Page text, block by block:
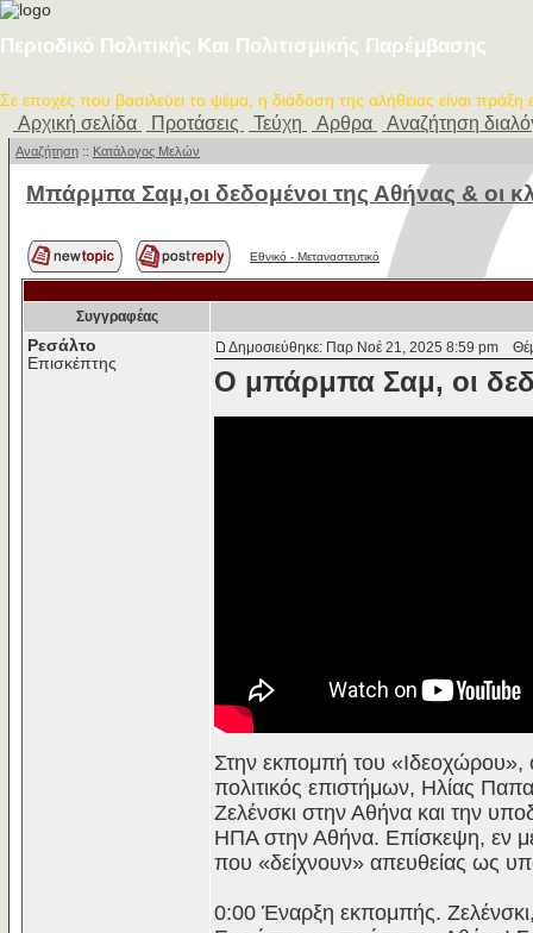
Περιοδικό Πολιτικής Και Πολιτισμικής Παρέμβασης
Σε εποχές που βασιλεύει το ψέμα, η διάδοση της αλήθειας είναι πράξη
Αρχική σελίδα Προτάσεις Τεύχη Αρθρα Αναζήτηση
Αναζήτηση :: Κατάλογος Μελών
Μπάρμπα Σαμ,οι δεδομένοι της Αθήνας & οι
Εθνικό - Μεταναστευτικό
Συγγραφέας
Ρεσάλτο
Επισκέπτης
Δημοσιεύθηκε: Παρ Νοέ 21, 2025 8:59 pm
Ο μπάρμπα Σαμ, οι
Στην εκπομπή του «Ιδεοχώρου»,
πολιτικός επιστήμων, Ηλίας
Ζελένσκι στην Αθήνα και την
ΗΠΑ στην Αθήνα. Επίσκεψη, εν
που «δείχνουν» απευθείας ως
0:00 Έναρξη εκπομπής. Ζελένσκι,